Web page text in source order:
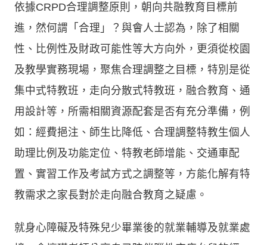
依據CRPD合理調整原則，朝向共融教育目標前
進，然何謂「合理」？與會人士認為，除了相關
性、比例性及財政可能性等大方向外，更須從校園
及教學實務現場，聚焦合理調整之目標，特別是從
集中式特教班，走向分散式特教班，融合教育、通
用設計等，所需相關資源配套是否有充分準備，例
如：經費挹注、師生比降低、合理調整特教生個人
助理比例及功能定位、特教老師增能、交通車配
置、實習工作及考試方式之調整等，方能化解有特
教需求之家長對於走向融合教育之疑慮。
就身心障礙及特殊兒少畢業後的就業輔導及就業處